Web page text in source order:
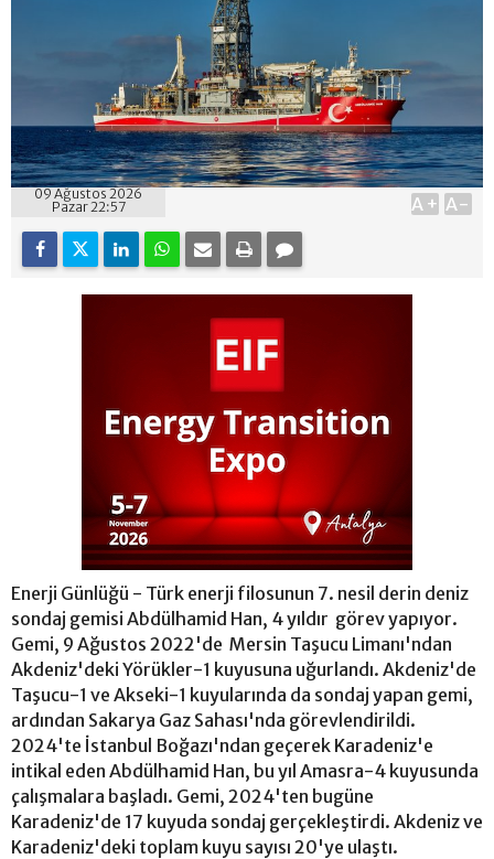
09 Ağustos 2026
Pazar 22:57
A+ A-
Enerji Günlüğü - Türk enerji filosunun 7. nesil derin deniz
sondaj gemisi Abdülhamid Han, 4 yıldır görev yapıyor.
Gemi, 9 Ağustos 2022'de Mersin Taşucu Limanı'ndan
Akdeniz'deki Yörükler-1 kuyusuna uğurlandı. Akdeniz'de
Taşucu-1 ve Akseki-1 kuyularında da sondaj yapan gemi,
ardından Sakarya Gaz Sahası'nda görevlendirildi.
2024'te İstanbul Boğazı'ndan geçerek Karadeniz'e
intikal eden Abdülhamid Han, bu yıl Amasra-4 kuyusunda
çalışmalara başladı. Gemi, 2024'ten bugüne
Karadeniz'de 17 kuyuda sondaj gerçekleştirdi. Akdeniz ve
Karadeniz'deki toplam kuyu sayısı 20'ye ulaştı.